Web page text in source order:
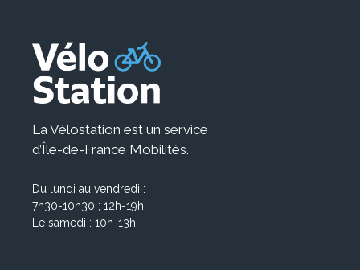
La Vélostation est un service
d’Île-de-France Mobilités.
Du lundi au vendredi :
7h30-10h30 ; 12h-19h
Le samedi : 10h-13h